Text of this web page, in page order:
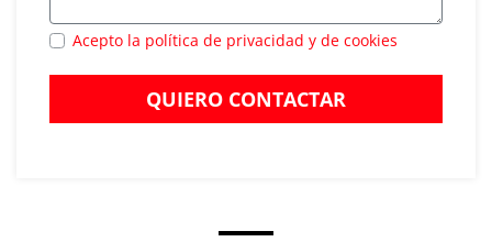
Acepto la política de privacidad y de cookies
QUIERO CONTACTAR